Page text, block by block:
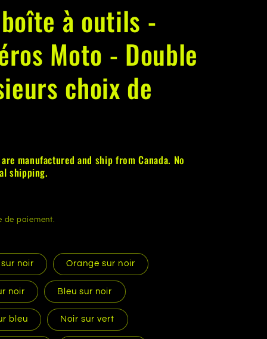
g
i
o
n
à outils -
Moto - Double
choix de
manufactured and ship from Canada. No
shipping.
de paiement.
noir Orange sur noir
noir Bleu sur noir
bleu Noir sur vert